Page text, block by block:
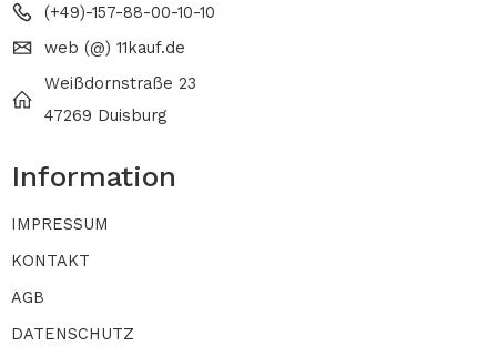
(+49)-157-88-00-10-10
web (@) 11kauf.de
Weißdornstraße 23
47269 Duisburg
Information
IMPRESSUM
KONTAKT
AGB
DATENSCHUTZ